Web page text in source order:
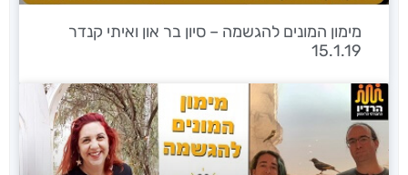
מימון המונים להגשמה – סיון בר און ואיתי קנדר
15.1.19